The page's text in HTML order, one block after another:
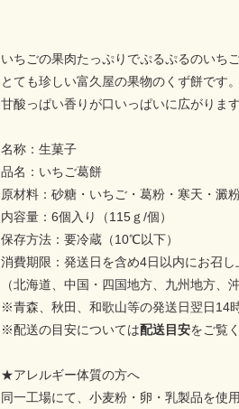
いちごの果肉たっぷりでぷるぷるのいちご
とても珍しい富久屋の果物のくず餅です。
甘酸っぱい香りが口いっぱいに広がります
名称：生菓子
品名：いちご葛餅
原材料：砂糖・いちご・葛粉・寒天・澱
内容量：6個入り（115ｇ/個）
保存方法：要冷蔵（10℃以下）
消費期限：発送日を含め4日以内にお召し
（北海道、中国・四国地方、九州地方、
※青森、秋田、和歌山等の発送日翌日14
※配送の目安については配送目安をご覧
★アレルギー体質の方へ
同一工場にて、小麦粉・卵・乳製品を使